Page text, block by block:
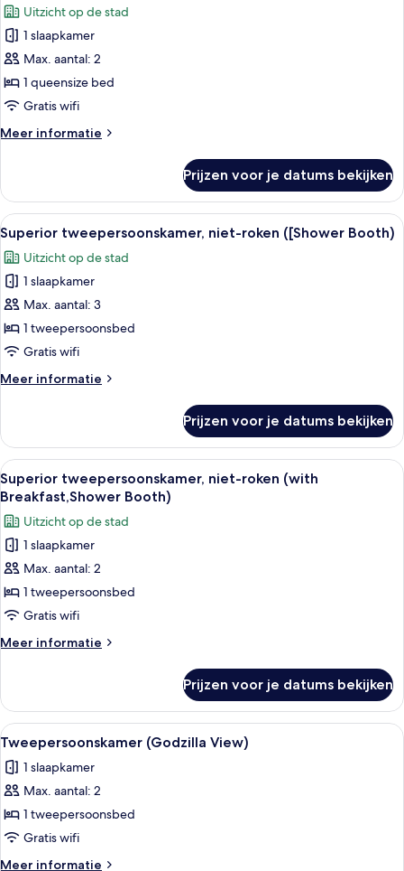
w160cm)
Standaard
tweepersoonskamer,
niet-
roken
(with
Breakfast,Wide
Bed
laden
Uitzicht op de stad
1 slaapkamer
Max. aantal: 2
1 queensize bed
Gratis wifi
Meer informatie
Meer
tweepersoonskamer,
niet-
roken
(with
Breakfast,Wide
Bed
w160cm)
Prijzen voor je datums bekijken
Alle
foto's
voor
Superior
tweepersoonskamer,
niet-
roken
Booth)
Een moderne hotelkamer met een
5
Superior tweepersoonskamer, niet-roken ([Shower Booth)
Uitzicht op de stad
1 slaapkamer
Max. aantal: 3
1 tweepersoonsbed
Gratis wifi
Meer informatie
Meer
tweepersoonskamer,
niet-
roken
([Shower
Prijzen voor je datums bekijken
Alle
foto's
voor
Superior
tweepersoonskamer,
niet-
roken
(with
Breakfast,Shower
Booth)
Een moderne hotelkamer met een
5
Superior tweepersoonskamer, niet-roken (with
Breakfast,Shower Booth)
Uitzicht op de stad
1 slaapkamer
Max. aantal: 2
1 tweepersoonsbed
Gratis wifi
Meer informatie
Meer
tweepersoonskamer,
niet-
roken
Breakfast,Shower
Booth)
Prijzen voor je datums bekijken
Alle
foto's
voor
Tweepersoonskamer
(Godzilla
View)
laden
Luxe beddengoed, een kluis op de
1
Tweepersoonskamer (Godzilla View)
1 slaapkamer
Max. aantal: 2
1 tweepersoonsbed
Gratis wifi
Meer informatie
Meer